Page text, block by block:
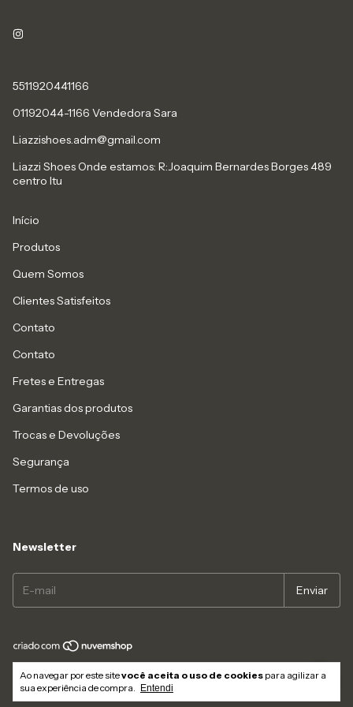
Ao navegar por este sitevocê aceita o uso de cookies para agilizar a
sua experiência de compra.
Entendi
5511920441166
01192044-1166 Vendedora Sara
Liazzishoes.adm@gmail.com
Liazzi Shoes Onde estamos: R:Joaquim Bernardes Borges 489
centro Itu
Início
Produtos
Quem Somos
Clientes Satisfeitos
Contato
Contato
Fretes e Entregas
Garantias dos produtos
Trocas e Devoluções
Segurança
Termos de uso
Newsletter
Copyright LIAZZI SHOES LTDA - 54833494000114 - 2026. Todos os direitos
reservados.